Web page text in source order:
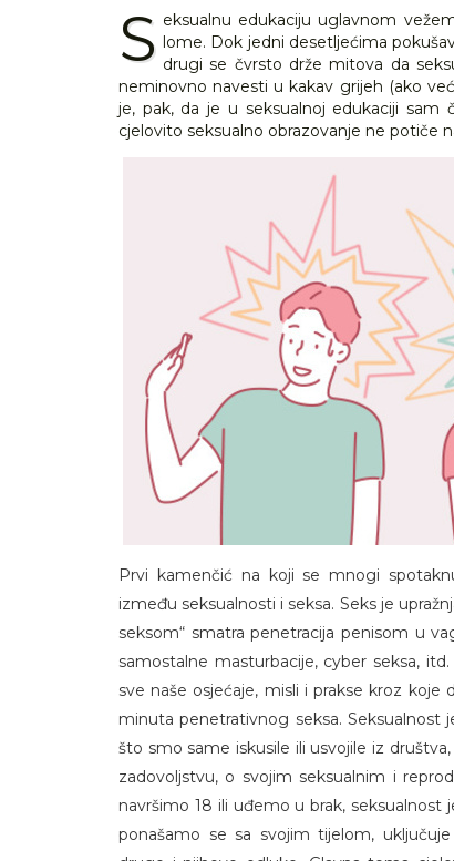
S eksualnu edukaciju uglavnom
lome. Dok jedni desetljećima
drugi se čvrsto drže mitova da
neminovno navesti u kakav grijeh (ako
je, pak, da je u seksualnoj edukaciji
cjelovito seksualno obrazovanje ne potiče
Prvi kamenčić na koji se mnogi
između seksualnosti i seksa. Seks je
seksom“ smatra penetracija penisom u
samostalne masturbacije, cyber seksa,
sve naše osjećaje, misli i prakse kroz
minuta penetrativnog seksa. Seksualnost
što smo same iskusile ili usvojile iz
zadovoljstvu, o svojim seksualnim i
navršimo 18 ili uđemo u brak,
ponašamo se sa svojim tijelom,